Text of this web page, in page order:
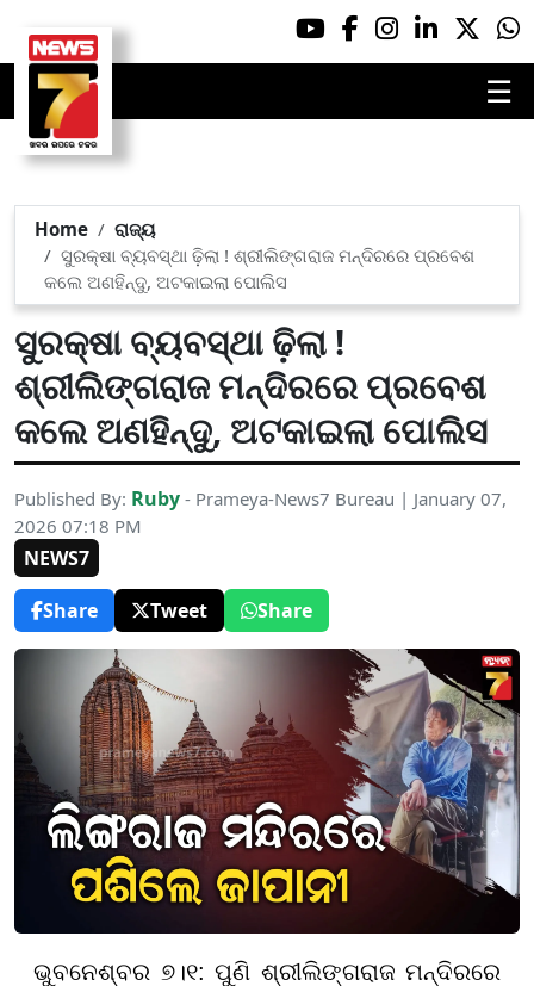
☰
Home
ରାଜ୍ୟ
ସୁରକ୍ଷା ବ୍ୟବସ୍ଥା ଢ଼ିଲା ! ଶ୍ରୀଲିଙ୍ଗରାଜ ମନ୍ଦିରରେ ପ୍ରବେଶ
କଲେ ଅଣହିନ୍ଦୁ, ଅଟକାଇଲା ପୋଲିସ
ସୁରକ୍ଷା ବ୍ୟବସ୍ଥା ଢ଼ିଲା !
ଶ୍ରୀଲିଙ୍ଗରାଜ ମନ୍ଦିରରେ ପ୍ରବେଶ
କଲେ ଅଣହିନ୍ଦୁ, ଅଟକାଇଲା ପୋଲିସ
Published By: Ruby - Prameya-News7 Bureau | January 07,
2026 07:18 PM
NEWS7
Share
Tweet Share
ଭୁବନେଶ୍ବର ୭।୧: ପୁଣି ଶ୍ରୀଲିଙ୍ଗରାଜ ମନ୍ଦିରରେ